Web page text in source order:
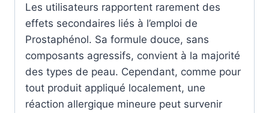
Les utilisateurs rapportent rarement des
effets secondaires liés à l’emploi de
Prostaphénol. Sa formule douce, sans
composants agressifs, convient à la majorité
des types de peau. Cependant, comme pour
tout produit appliqué localement, une
réaction allergique mineure peut survenir